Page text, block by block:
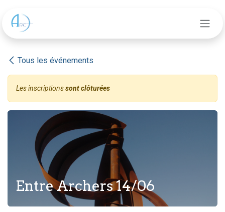
Tous les événements
Les inscriptionssont clôturées
Entre Archers 14/06